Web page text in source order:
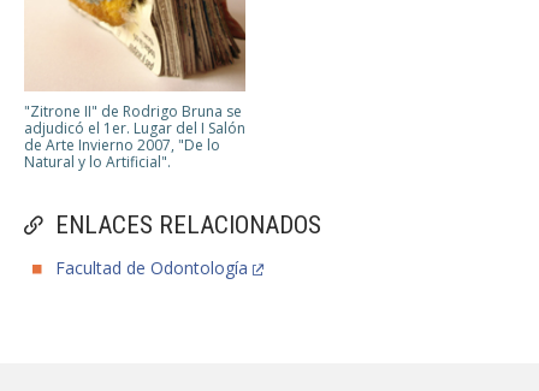
"Zitrone II" de Rodrigo Bruna se
adjudicó el 1er. Lugar del I Salón
de Arte Invierno 2007, "De lo
Natural y lo Artificial".
ENLACES RELACIONADOS
Facultad de Odontología